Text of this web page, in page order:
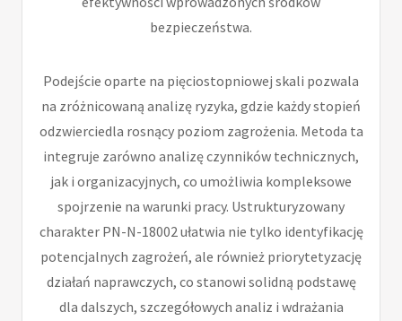
bezpieczeństwa.
Podejście oparte na pięciostopniowej skali pozwala
na zróżnicowaną analizę ryzyka, gdzie każdy stopień
odzwierciedla rosnący poziom zagrożenia. Metoda ta
integruje zarówno analizę czynników technicznych,
jak i organizacyjnych, co umożliwia kompleksowe
spojrzenie na warunki pracy. Ustrukturyzowany
charakter PN-N-18002 ułatwia nie tylko identyfikację
potencjalnych zagrożeń, ale również priorytetyzację
działań naprawczych, co stanowi solidną podstawę
dla dalszych, szczegółowych analiz i wdrażania